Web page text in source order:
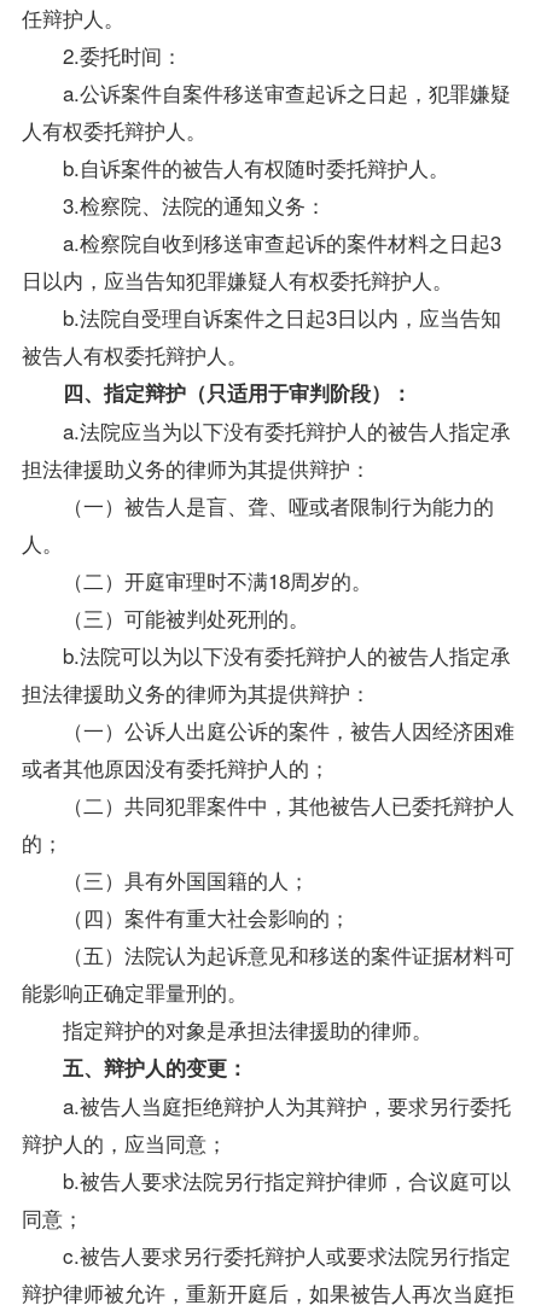
任辩护人。
2.委托时间：
a.公诉案件自案件移送审查起诉之日起，犯罪嫌疑
人有权委托辩护人。
b.自诉案件的被告人有权随时委托辩护人。
3.检察院、法院的通知义务：
a.检察院自收到移送审查起诉的案件材料之日起3
日以内，应当告知犯罪嫌疑人有权委托辩护人。
b.法院自受理自诉案件之日起3日以内，应当告知
被告人有权委托辩护人。
四、指定辩护（只适用于审判阶段）：
a.法院应当为以下没有委托辩护人的被告人指定承
担法律援助义务的律师为其提供辩护：
（一）被告人是盲、聋、哑或者限制行为能力的
人。
（二）开庭审理时不满18周岁的。
（三）可能被判处死刑的。
b.法院可以为以下没有委托辩护人的被告人指定承
担法律援助义务的律师为其提供辩护：
（一）公诉人出庭公诉的案件，被告人因经济困难
或者其他原因没有委托辩护人的；
（二）共同犯罪案件中，其他被告人已委托辩护人
的；
（三）具有外国国籍的人；
（四）案件有重大社会影响的；
（五）法院认为起诉意见和移送的案件证据材料可
能影响正确定罪量刑的。
指定辩护的对象是承担法律援助的律师。
五、辩护人的变更：
a.被告人当庭拒绝辩护人为其辩护，要求另行委托
辩护人的，应当同意；
b.被告人要求法院另行指定辩护律师，合议庭可以
同意；
c.被告人要求另行委托辩护人或要求法院另行指定
辩护律师被允许，重新开庭后，如果被告人再次当庭拒